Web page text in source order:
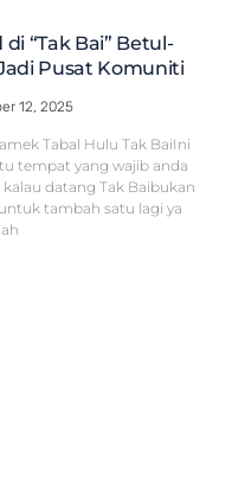
di “Tak Bai” Betul-
Pusat Komuniti
12, 2025
Tabal Hulu Tak BaiIni
tempat yang wajib anda
datang Tak Baibukan
tambah satu lagi ya